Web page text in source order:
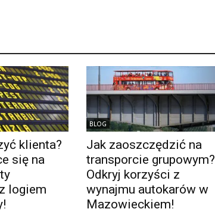
klienta?
się na
logiem
BLOG
Jak zaoszczędzić na
transporcie grupowym?
Odkryj korzyści z
wynajmu autokarów w
Mazowieckiem!